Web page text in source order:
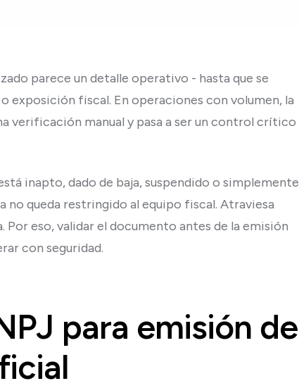
parece un detalle operativo - hasta que se
fiscal. En operaciones con volumen, la
verificación manual y pasa a ser un control crítico
inapto, dado de baja, suspendido o simplemente
no queda restringido al equipo fiscal. Atraviesa
eso, validar el documento antes de la emisión
con seguridad.
para emisión de